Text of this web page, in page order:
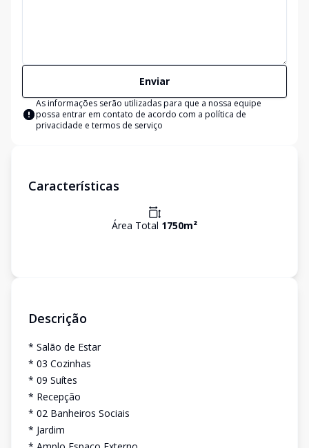
Enviar
As informações serão utilizadas para que a nossa equipe
possa entrar em contato de acordo com a política de
privacidade e termos de serviço
Características
Área Total 1750m²
Descrição
* Salão de Estar
* 03 Cozinhas
* 09 Suítes
* Recepção
* 02 Banheiros Sociais
* Jardim